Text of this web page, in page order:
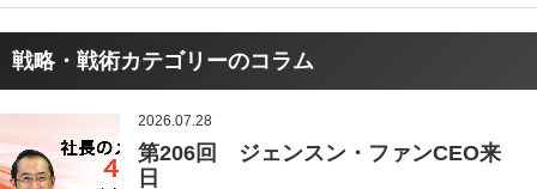
戦略・戦術カテゴリーのコラム
2026.07.28
第206回 ジェンスン・ファンCEO来
日